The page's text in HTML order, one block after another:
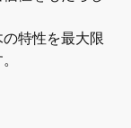
特性を最大限